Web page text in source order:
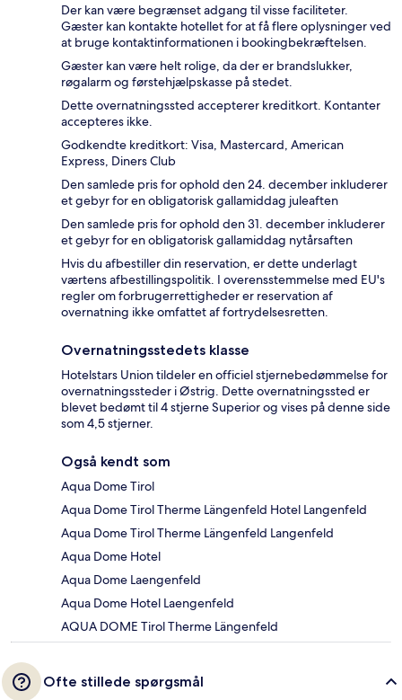
Der kan være begrænset adgang til visse faciliteter.
Gæster kan kontakte hotellet for at få flere oplysninger ved
at bruge kontaktinformationen i bookingbekræftelsen.
Gæster kan være helt rolige, da der er brandslukker,
røgalarm og førstehjælpskasse på stedet.
Dette overnatningssted accepterer kreditkort. Kontanter
accepteres ikke.
Godkendte kreditkort: Visa, Mastercard, American
Express, Diners Club
Den samlede pris for ophold den 24. december inkluderer
et gebyr for en obligatorisk gallamiddag juleaften
Den samlede pris for ophold den 31. december inkluderer
et gebyr for en obligatorisk gallamiddag nytårsaften
Hvis du afbestiller din reservation, er dette underlagt
værtens afbestillingspolitik. I overensstemmelse med EU's
regler om forbrugerrettigheder er reservation af
overnatning ikke omfattet af fortrydelsesretten.
Overnatningsstedets klasse
Hotelstars Union tildeler en officiel stjernebedømmelse for
overnatningssteder i Østrig. Dette overnatningssted er
blevet bedømt til 4 stjerne Superior og vises på denne side
som 4,5 stjerner.
Også kendt som
Aqua Dome Tirol
Aqua Dome Tirol Therme Längenfeld Hotel Langenfeld
Aqua Dome Tirol Therme Längenfeld Langenfeld
Aqua Dome Hotel
Aqua Dome Laengenfeld
Aqua Dome Hotel Laengenfeld
AQUA DOME Tirol Therme Längenfeld
Ofte stillede spørgsmål